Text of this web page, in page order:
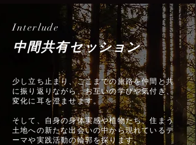
Interlude
中間共有セッション
少し立ち止まり、ここまでの旅路を仲間と共
に振り返りながら、お互いの学びや気付き、
変化に耳を澄ませます。
そして、自身の身体実感や植物たち、住まう
土地への新たな出会いの中から現れているテ
ーマや実践活動の輪郭を探ります。